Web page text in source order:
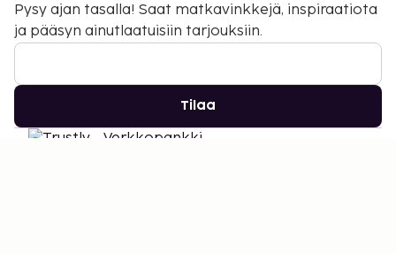
Pysy ajan tasalla! Saat matkavinkkejä, inspiraatiota
ja pääsyn ainutlaatuisiin tarjouksiin.
Tilaa